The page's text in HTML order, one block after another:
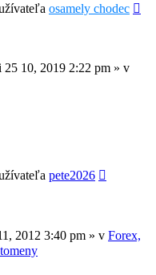
osamely chodec
25 10, 2019 2:22 pm » v
pete2026
2012 3:40 pm » v Forex,